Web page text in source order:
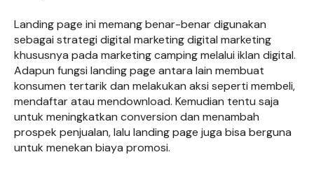
Landing page ini memang benar-benar digunakan
sebagai strategi digital marketing digital marketing
khususnya pada marketing camping melalui iklan digital.
Adapun fungsi landing page antara lain membuat
konsumen tertarik dan melakukan aksi seperti membeli,
mendaftar atau mendownload. Kemudian tentu saja
untuk meningkatkan conversion dan menambah
prospek penjualan, lalu landing page juga bisa berguna
untuk menekan biaya promosi.